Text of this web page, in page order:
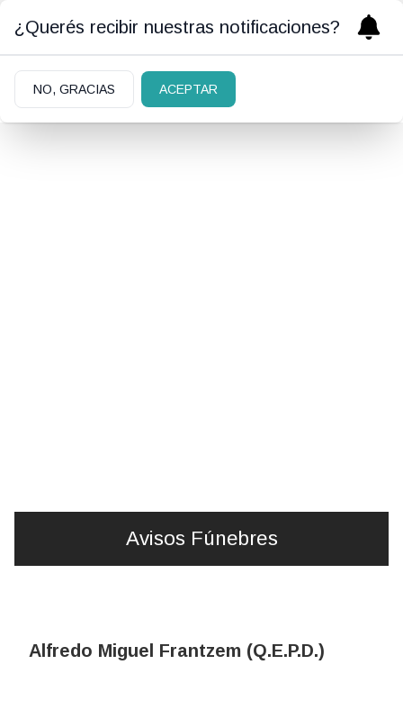
Avisos Fúnebres
Alfredo Miguel Frantzem (Q.E.P.D.)
¿Querés recibir nuestras notificaciones?
NO, GRACIAS ACEPTAR